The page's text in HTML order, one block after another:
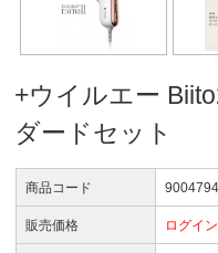
+ウイルエー
ダードセット
商品コード 9004794
販売価格 ログイ